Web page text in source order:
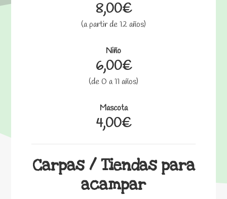
8,00€
(a partir de 12 años)
Niño
6,00€
(de 0 a 11 años)
Mascota
4,00€
Carpas / Tiendas para
acampar